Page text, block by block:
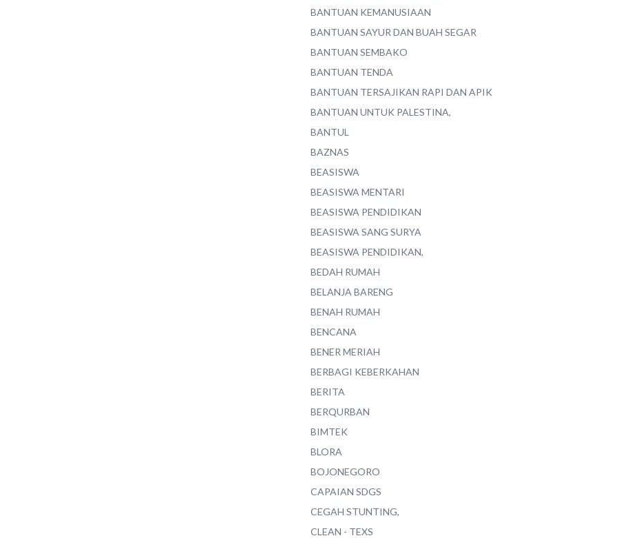
BANTUAN KEMANUSIAAN
BANTUAN SAYUR DAN BUAH SEGAR
BANTUAN SEMBAKO
BANTUAN TENDA
BANTUAN TERSAJIKAN RAPI DAN APIK
BANTUAN UNTUK PALESTINA,
BANTUL
BAZNAS
BEASISWA
BEASISWA MENTARI
BEASISWA PENDIDIKAN
BEASISWA SANG SURYA
BEASISWA PENDIDIKAN,
BEDAH RUMAH
BELANJA BARENG
BENAH RUMAH
BENCANA
BENER MERIAH
BERBAGI KEBERKAHAN
BERITA
BERQURBAN
BIMTEK
BLORA
BOJONEGORO
CAPAIAN SDGS
CEGAH STUNTING,
CLEAN - TEXS